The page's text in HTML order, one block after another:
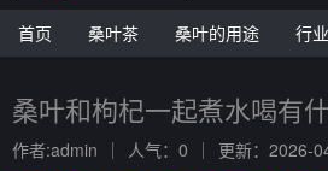
首页 桑叶茶 桑叶的用途 行
桑叶和枸杞一起煮水喝有
作者:admin 人气：0
更新：2026-